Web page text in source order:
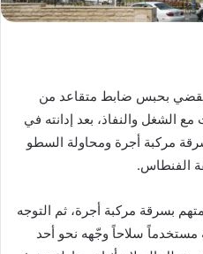
بحبس ضابط متقاعد من
الشغل والنفاذ، بعد إدانته في
مركبة أجرة ومحاولة السطو
الفنطاس.
بسرقة مركبة أجرة، ثم التوجه
سلاحاً وجّهه نحو أحد